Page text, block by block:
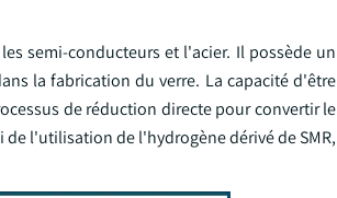
semi-conducteurs et l'acier. Il possède un
la fabrication du verre. La capacité d'être
de réduction directe pour convertir le
l'utilisation de l'hydrogène dérivé de SMR,